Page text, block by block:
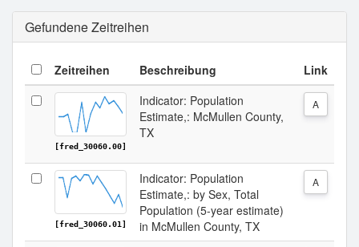
Gefundene Zeitreihen
Zeitreihen Beschreibung Link
[fred_30060.00]
Indicator: Population
Estimate,: McMullen County,
TX
A
[fred_30060.01]
Indicator: Population
Estimate,: by Sex, Total
Population (5-year estimate)
in McMullen County, TX
A